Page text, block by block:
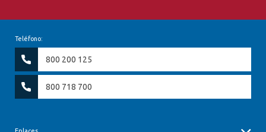
Teléfono:
800 200 125
800 718 700
Enlaces